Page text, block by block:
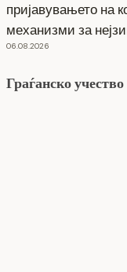
пријавувањето на
механизми за
06.08.2026
Граѓанско учество